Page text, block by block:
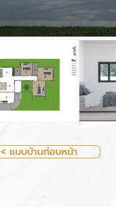
< แบบบ้านก่อนหน้า